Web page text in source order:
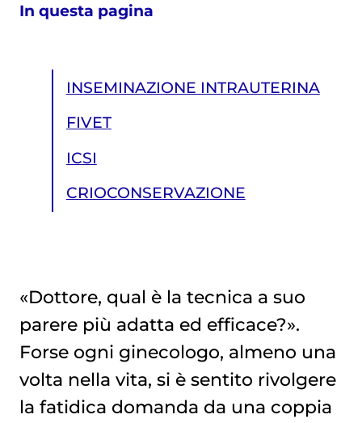
In questa pagina
INSEMINAZIONE INTRAUTERINA
FIVET
ICSI
CRIOCONSERVAZIONE
CRIOCONSERVAZIONE
«Dottore, qual è la tecnica a suo
parere più adatta ed efficace?».
Forse ogni ginecologo, almeno una
volta nella vita, si è sentito rivolgere
la fatidica domanda da una coppia